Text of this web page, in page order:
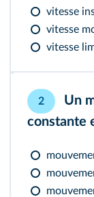
vitesse
vitesse
vitesse
2
Un
constante